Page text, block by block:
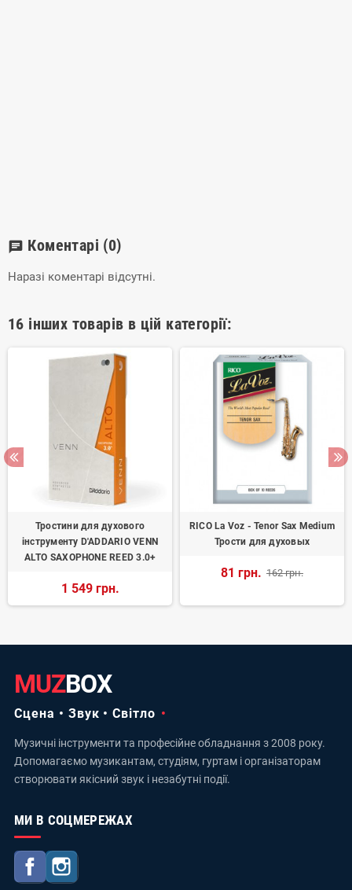
chat Коментарі (0)
Наразі коментарі відсутні.
16 інших товарів в цій категорії:
Тростини для духового
інструменту D'ADDARIO VENN
ALTO SAXOPHONE REED 3.0+
1 549 грн.
RICO La Voz - Tenor Sax Medium
Трости для духовых
81 грн. 162 грн.
MUZBOX
Сцена • Звук • Світло
Музичні інструменти та професійне обладнання з 2008 року.
Допомагаємо музикантам, студіям, гуртам і організаторам
створювати якісний звук і незабутні події.
МИ В СОЦМЕРЕЖАХ
Facebook